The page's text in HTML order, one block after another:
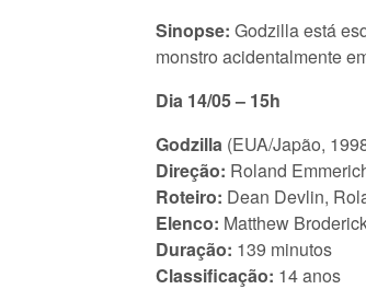
Sinopse: Godzilla está
monstro acidentalmente
Dia 14/05 – 15h
Godzilla (EUA/Japão,
Direção: Roland
Roteiro: Dean Devlin,
Elenco: Matthew
Duração: 139 minutos
Classificação: 14 anos